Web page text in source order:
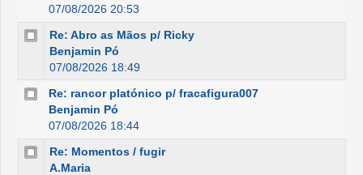
07/08/2026 20:53
Re: Abro as Mãos p/ Ricky
Benjamin Pó
07/08/2026 18:49
Re: rancor platónico p/ fracafigura007
Benjamin Pó
07/08/2026 18:44
Re: Momentos / fugir
A.Maria